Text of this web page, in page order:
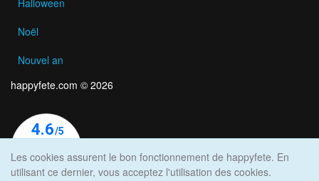
Noël
Nouvel an
happyfete.com © 2026
Les cookies assurent le bon fonctionnement de happyfete. En
utilisant ce dernier, vous acceptez l'utilisation des cookies.